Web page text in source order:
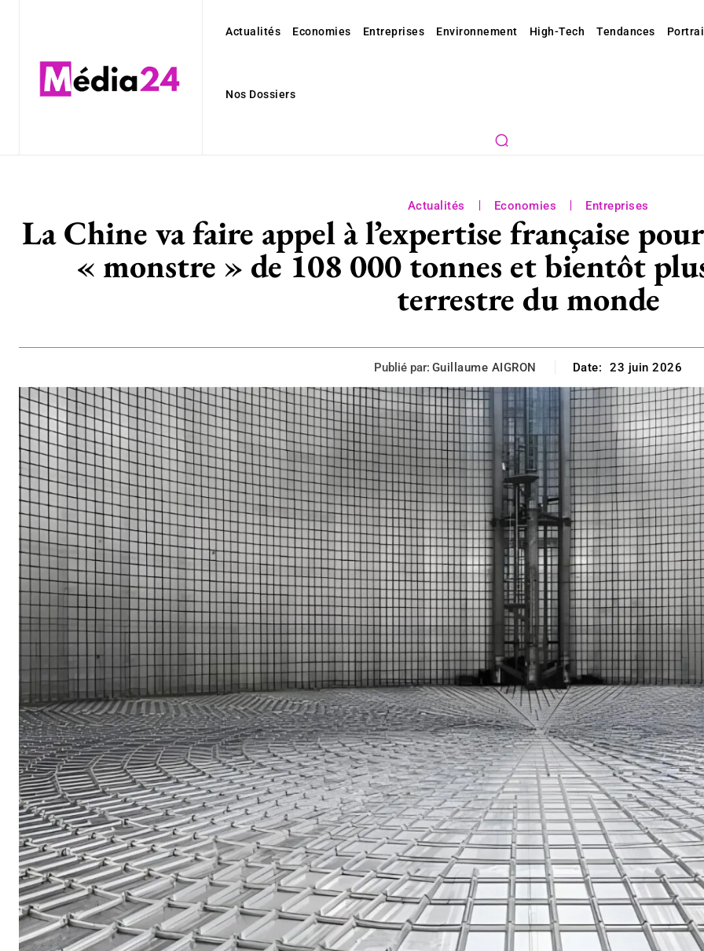
Actualités Economies Entreprises Environnement High-Tech Tendances
Nos Dossiers
Actualités Economies Entreprises
La Chine va faire appel à l’expertise française
« monstre » de 108 000 tonnes et bientôt
terrestre du monde
Publié par: Guillaume AIGRON Date: 23 juin 2026